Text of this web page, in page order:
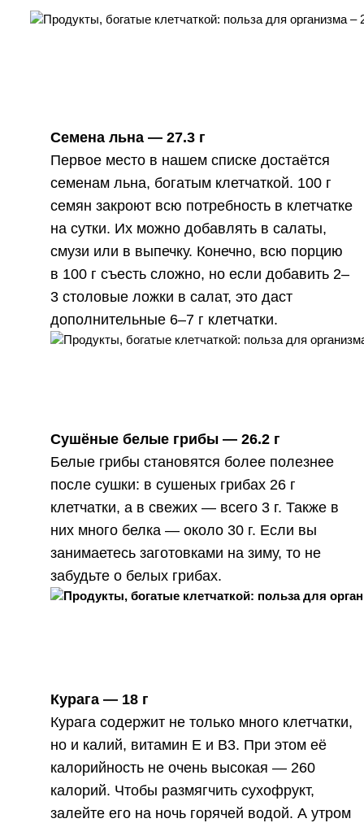
Семена льна — 27.3 г
Первое место в нашем списке достаётся
семенам льна, богатым клетчаткой. 100 г
семян закроют всю потребность в клетчатке
на сутки. Их можно добавлять в салаты,
смузи или в выпечку. Конечно, всю порцию
в 100 г съесть сложно, но если добавить 2–
3 столовые ложки в салат, это даст
дополнительные 6–7 г клетчатки.
Сушёные белые грибы — 26.2 г
Белые грибы становятся более полезнее
после сушки: в сушеных грибах 26 г
клетчатки, а в свежих — всего 3 г. Также в
них много белка — около 30 г. Если вы
занимаетесь заготовками на зиму, то не
забудьте о белых грибах.
Курага — 18 г
Курага содержит не только много клетчатки,
но и калий, витамин Е и В3. При этом её
калорийность не очень высокая — 260
калорий. Чтобы размягчить сухофрукт,
залейте его на ночь горячей водой. А утром